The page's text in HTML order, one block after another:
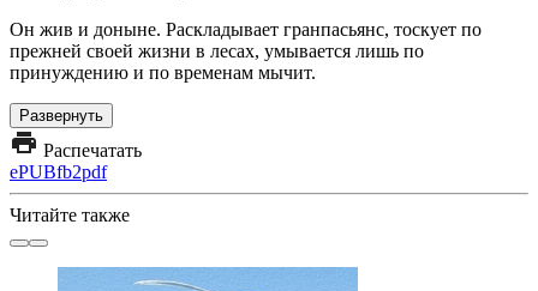
Он жив и доныне. Раскладывает гранпасьянс, тоскует по
прежней своей жизни в лесах, умывается лишь по
принуждению и по временам мычит.
Развернуть
Распечатать
ePUBfb2pdf
Читайте также